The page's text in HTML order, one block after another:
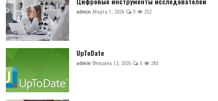
admin Марта 1, 2026 0 252
UpToDate
admin Февраль 13, 2026 0 283